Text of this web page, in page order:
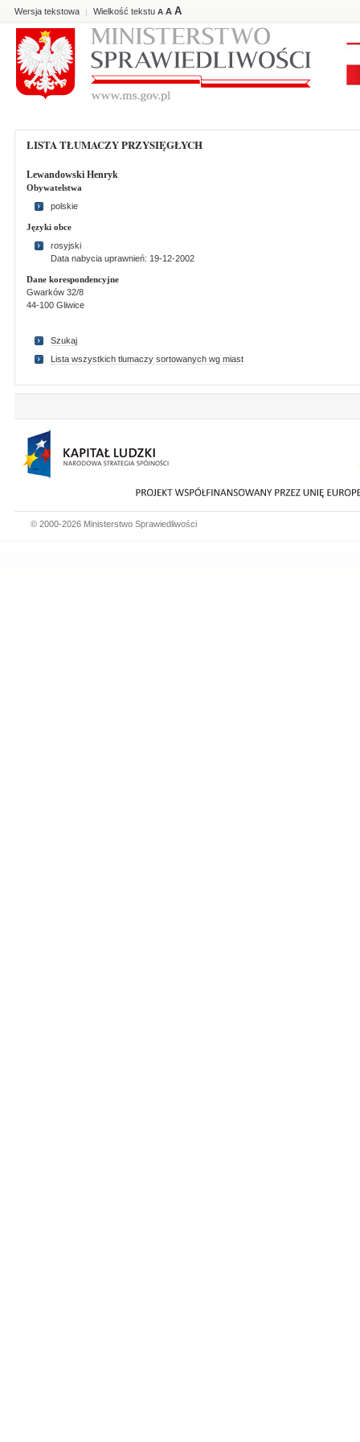
Wersja tekstowa | Wielkość tekstu A A A
LISTA TŁUMACZY PRZYSIĘGŁYCH
Lewandowski Henryk
Obywatelstwa
polskie
Języki obce
rosyjski
Data nabycia uprawnień: 19-12-2002
Dane korespondencyjne
Gwarków 32/8
44-100 Gliwice
Szukaj
Lista wszystkich tlumaczy sortowanych wg miast
© 2000-2026 Ministerstwo Sprawiedliwości